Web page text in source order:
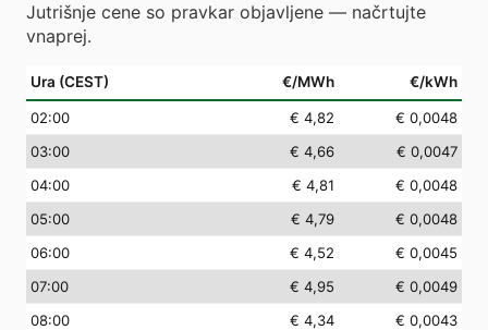
Jutrišnje cene so pravkar objavljene — načrtujte
vnaprej.
Ura (CEST) €/MWh €/kWh
02:00 € 4,82
€ 0,0048
03:00 € 4,66
€ 0,0047
04:00 € 4,81
€ 0,0048
05:00 € 4,79
€ 0,0048
06:00 € 4,52
€ 0,0045
07:00 € 4,95
€ 0,0049
08:00 € 4,34
€ 0,0043